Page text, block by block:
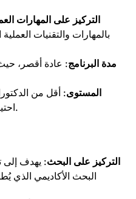
التركيز على المهارات
بالمهارات والتقنيات
مدة البرنامج: عادة أقصر،
المستوى: أقل من
احتياجات سوق العمل الفورية.
التركيز على البحث: يهدف إلى
البحث الأكاديمي الذي